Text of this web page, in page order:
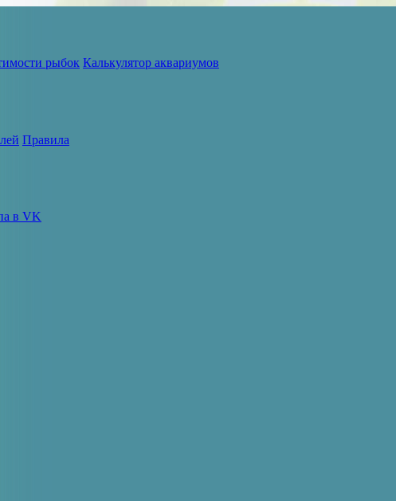
рыбок Калькулятор аквариумов
Правила
в VK